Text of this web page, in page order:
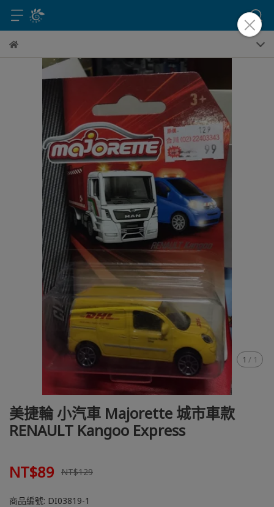
1 / 1
美捷輪 小汽車 Majorette 城市車款
RENAULT Kangoo Express
NT$89 NT$129
商品編號: DI03819-1